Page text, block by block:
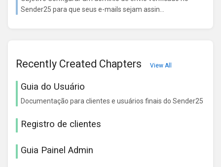
Sender25 para que seus e-mails sejam assin...
Recently Created Chapters View All
Guia do Usuário
Documentação para clientes e usuários finais do Sender25
Registro de clientes
Guia Painel Admin